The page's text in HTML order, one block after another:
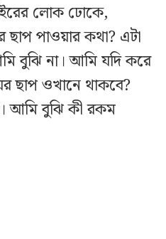
লোক ঢোকে,
পাওয়ার কথা? এটা
বুঝি না। আমি যদি করে
ছাপ ওখানে থাকবে?
আমি বুঝি কী রকম